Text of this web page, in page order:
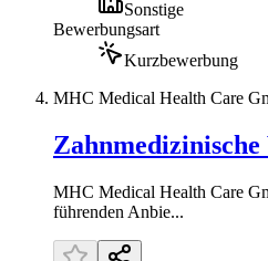
Sonstige
Bewerbungsart
Kurzbewerbung
MHC Medical Health Care
MHC Medical Health Care
führenden Anbie...